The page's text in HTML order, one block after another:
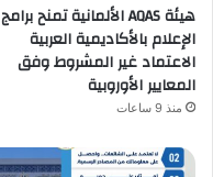
هيئة AQAS الألمانية تمنح برامج
الإعلام بالأكاديمية العربية
الاعتماد غير المشروط وفق
المعايير الأوروبية
منذ 9 ساعات